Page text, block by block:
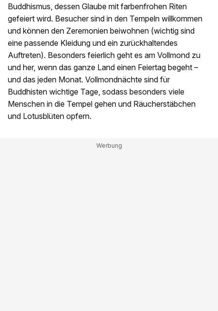
Buddhismus, dessen Glaube mit farbenfrohen Riten
gefeiert wird. Besucher sind in den Tempeln willkommen
und können den Zeremonien beiwohnen (wichtig sind
eine passende Kleidung und ein zurückhaltendes
Auftreten). Besonders feierlich geht es am Vollmond zu
und her, wenn das ganze Land einen Feiertag begeht –
und das jeden Monat. Vollmondnächte sind für
Buddhisten wichtige Tage, sodass besonders viele
Menschen in die Tempel gehen und Räucherstäbchen
und Lotusblüten opfern.